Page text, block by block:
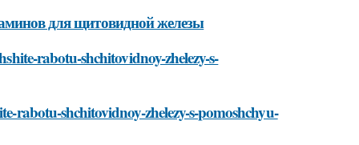
для щитовидной железы
rabotu-shchitovidnoy-zhelezy-s-
rabotu-shchitovidnoy-zhelezy-s-pomoshchyu-